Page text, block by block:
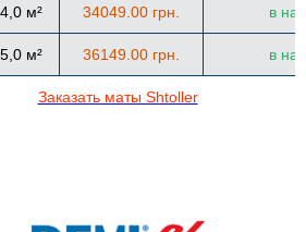
м² 34049.00 грн. в
м² 36149.00 грн. в
Заказать маты Shtoller